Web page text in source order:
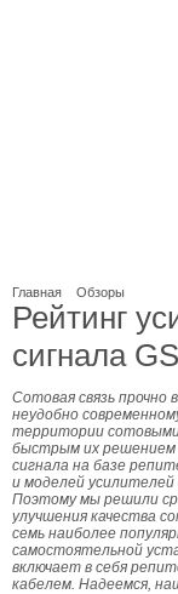
Главная Обзоры
Рейтинг
сигнала
Сотовая связь
неудобно
территории
быстрым их решением
сигнала на базе
и моделей
Поэтому мы решили
улучшения качества
семь наиболее
самостоятельной
включает в себя
кабелем. Надеемся,